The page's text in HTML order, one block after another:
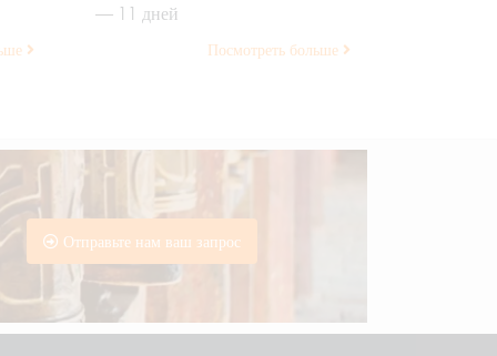
— 11 дней
Посмотреть больше
Отправьте нам ваш запрос